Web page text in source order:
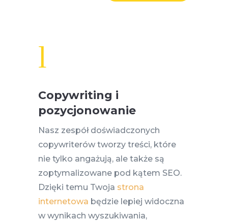
l
Copywriting i
pozycjonowanie
Nasz zespół doświadczonych
copywriterów tworzy treści, które
nie tylko angażują, ale także są
zoptymalizowane pod kątem SEO.
Dzięki temu Twoja strona
internetowa będzie lepiej widoczna
w wynikach wyszukiwania,